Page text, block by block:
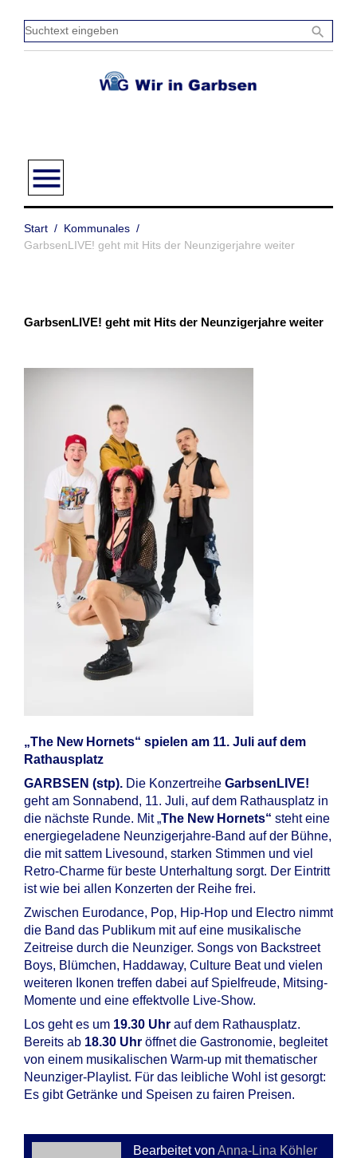
Inhalt
springen
search
menu
Start / Kommunales /
GarbsenLIVE! geht mit Hits der Neunzigerjahre weiter
GarbsenLIVE! geht mit Hits der Neunzigerjahre weiter
„The New Hornets“ spielen am 11. Juli auf dem
Rathausplatz
GARBSEN (stp). Die Konzertreihe GarbsenLIVE!
geht am Sonnabend, 11. Juli, auf dem Rathausplatz in
die nächste Runde. Mit „The New Hornets“ steht eine
energiegeladene Neunzigerjahre-Band auf der Bühne,
die mit sattem Livesound, starken Stimmen und viel
Retro-Charme für beste Unterhaltung sorgt. Der Eintritt
ist wie bei allen Konzerten der Reihe frei.
Zwischen Eurodance, Pop, Hip-Hop und Electro nimmt
die Band das Publikum mit auf eine musikalische
Zeitreise durch die Neunziger. Songs von Backstreet
Boys, Blümchen, Haddaway, Culture Beat und vielen
weiteren Ikonen treffen dabei auf Spielfreude, Mitsing-
Momente und eine effektvolle Live-Show.
Los geht es um 19.30 Uhr auf dem Rathausplatz.
Bereits ab 18.30 Uhr öffnet die Gastronomie, begleitet
von einem musikalischen Warm-up mit thematischer
Neunziger-Playlist. Für das leibliche Wohl ist gesorgt:
Es gibt Getränke und Speisen zu fairen Preisen.
Bearbeitet von Anna-Lina Köhler